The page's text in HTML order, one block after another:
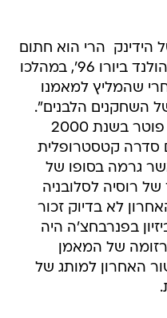
 הרי הוא חתום
גם על ההופעה הכושלת של הולנד ביורו 96', במהלכו
שהמליץ למאמנו
השחקנים הלבנים".
לא רבים זוכרים, אבל הידינק פוטר בשנת 2000
סדרה קטסטרופלית
אשר גרמה בסופו של
רוסיה לסלובניה
לא בדיוק זכור
בפנרבחצ'ה היה
של המאמן
האחרון למותג של